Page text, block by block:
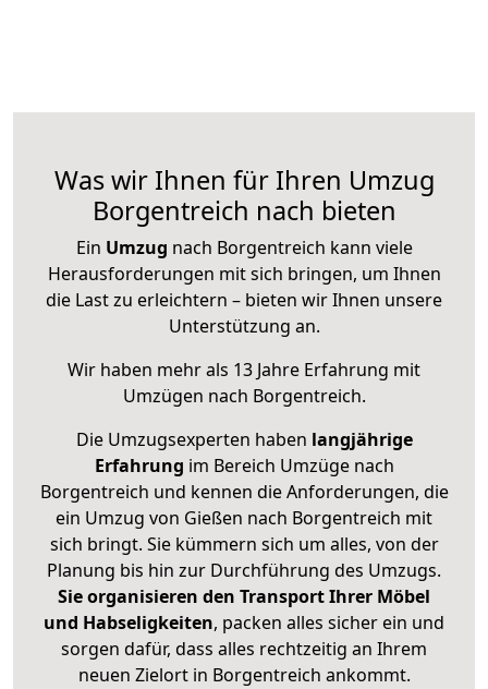
Was wir Ihnen für Ihren Umzug
Borgentreich nach bieten
Ein Umzug nach Borgentreich kann viele
Herausforderungen mit sich bringen, um Ihnen
die Last zu erleichtern – bieten wir Ihnen unsere
Unterstützung an.
Wir haben mehr als 13 Jahre Erfahrung mit
Umzügen nach Borgentreich.
Die Umzugsexperten haben langjährige
Erfahrung im Bereich Umzüge nach
Borgentreich und kennen die Anforderungen, die
ein Umzug von Gießen nach Borgentreich mit
sich bringt. Sie kümmern sich um alles, von der
Planung bis hin zur Durchführung des Umzugs.
Sie organisieren den Transport Ihrer Möbel
und Habseligkeiten, packen alles sicher ein und
sorgen dafür, dass alles rechtzeitig an Ihrem
neuen Zielort in Borgentreich ankommt.